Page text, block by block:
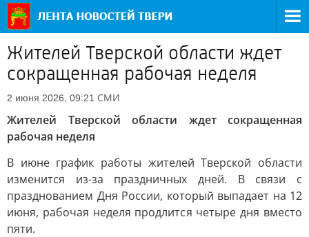
Жителей Тверской области ждет
сокращенная рабочая неделя
2 июня 2026, 09:21 СМИ
Жителей Тверской области ждет сокращенная
рабочая неделя
В июне график работы жителей Тверской области
изменится из-за праздничных дней. В связи с
празднованием Дня России, который выпадает на 12
июня, рабочая неделя продлится четыре дня вместо
пяти.